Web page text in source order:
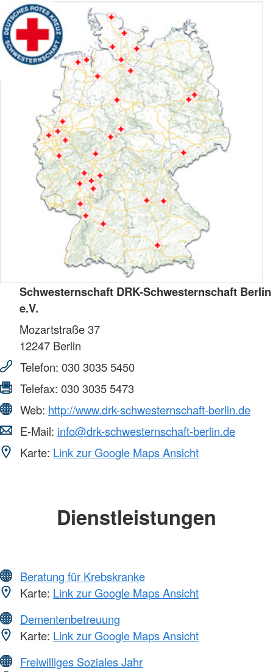
Schwesternschaft DRK-Schwesternschaft Berlin
e.V.
Mozartstraße 37
12247 Berlin
Telefon: 030 3035 5450
Telefax: 030 3035 5473
Web: http://www.drk-schwesternschaft-berlin.de
E-Mail: info@drk-schwesternschaft-berlin.de
Karte: Link zur Google Maps Ansicht
Dienstleistungen
Beratung für Krebskranke
Karte: Link zur Google Maps Ansicht
Dementenbetreuung
Karte: Link zur Google Maps Ansicht
Freiwilliges Soziales Jahr